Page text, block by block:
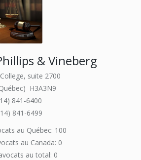
& Vineberg
suite 2700
H3A3N9
841-6400
841-6499
au Québec: 100
au Canada: 0
au total: 0